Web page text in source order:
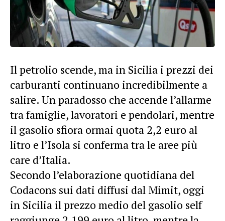
Il petrolio scende, ma in Sicilia i prezzi dei
carburanti continuano incredibilmente a
salire. Un paradosso che accende l’allarme
tra famiglie, lavoratori e pendolari, mentre
il gasolio sfiora ormai quota 2,2 euro al
litro e l’Isola si conferma tra le aree più
care d’Italia.
Secondo l’elaborazione quotidiana del
Codacons sui dati diffusi dal Mimit, oggi
in Sicilia il prezzo medio del gasolio self